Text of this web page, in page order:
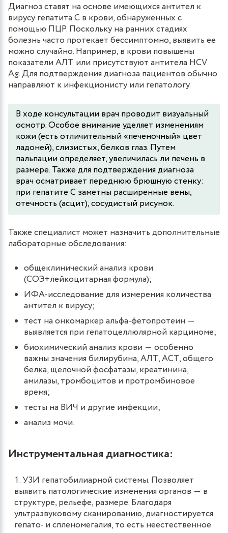
Диагноз ставят на основе имеющихся антител к
вирусу гепатита С в крови, обнаруженных с
помощью ПЦР. Поскольку на ранних стадиях
болезнь часто протекает бессимптомно, выявить ее
можно случайно. Например, в крови повышены
показатели АЛТ или присутствуют антитела HCV
Ag. Для подтверждения диагноза пациентов обычно
направляют к инфекционисту или гепатологу.
В ходе консультации врач проводит визуальный
осмотр. Особое внимание уделяет изменениям
кожи (есть отличительный «печеночный» цвет
ладоней), слизистых, белков глаз. Путем
пальпации определяет, увеличилась ли печень в
размере. Также для подтверждения диагноза
врач осматривает переднюю брюшную стенку:
при гепатите C заметны расширенные вены,
отечность (асцит), сосудистый рисунок.
Также специалист может назначить дополнительные
лабораторные обследования:
общеклинический анализ крови
(СОЭ+лейкоцитарная формула);
ИФА-исследование для измерения количества
антител к вирусу;
тест на онкомаркер альфа-фетопротеин ―
выявляется при гепатоцеллюлярной карциноме;
биохимический анализ крови ― особенно
важны значения билирубина, АЛТ, АСТ, общего
белка, щелочной фосфатазы, креатинина,
амилазы, тромбоцитов и протромбиновое
время;
тесты на ВИЧ и другие инфекции;
анализ мочи.
Инструментальная диагностика:
УЗИ гепатобилиарной системы. Позволяет
выявить патологические изменения органов ― в
структуре, рельефе, размере. Благодаря
ультразвуковому сканированию, диагностируется
гепато- и спленомегалия, то есть неестественное